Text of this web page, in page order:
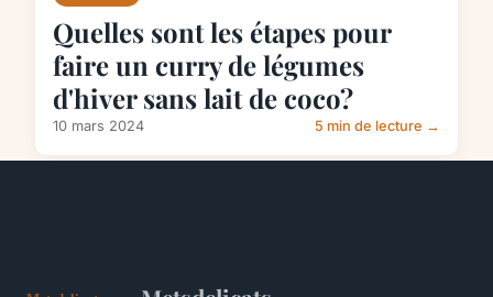
Quelles sont les étapes pour
faire un curry de légumes
d'hiver sans lait de coco?
10 mars 2024 5 min de lecture →